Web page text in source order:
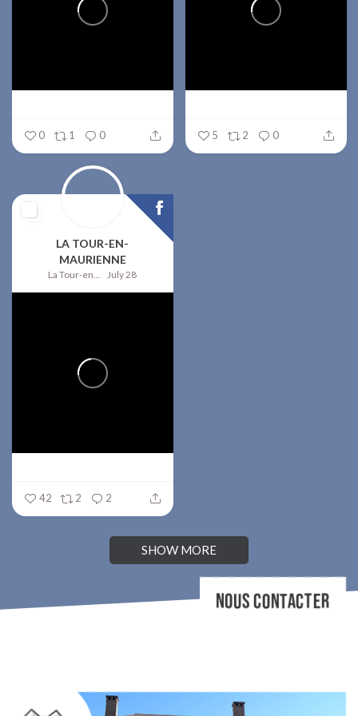
0 1 0 5 2 0
LA TOUR-EN-
MAURIENNE
La Tour-en-Maurienne July 28
42 2 2
SHOW MORE
NOUS CONTACTER